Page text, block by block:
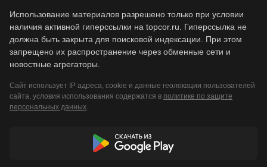
Использование материалов разрешено только при условии
наличия активной гиперссылки на topcor.ru. Гиперссылка не
должна быть закрыта для поисковой индексации. При этом
запрещено их распространение через обменные сети и
новостные агрегаторы.
Сайт использует IP адреса, cookie и данные геолокации пользователей
сайта, условия использования содержатся в политике по защите
персональных данных.